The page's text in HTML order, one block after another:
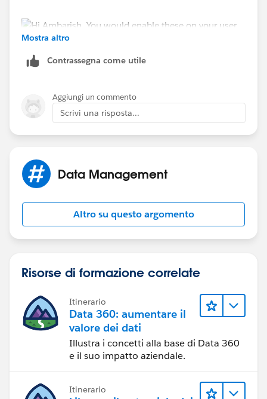
can access it from at the moment.
Mostra altro
Contrassegna come utile
Aggiungi un commento
Scrivi una risposta...
Data Management
Altro su questo argomento
Risorse di formazione correlate
Itinerario
Data 360: aumentare il
valore dei dati
Illustra i concetti alla base di Data 360
e il suo impatto aziendale.
Itinerario